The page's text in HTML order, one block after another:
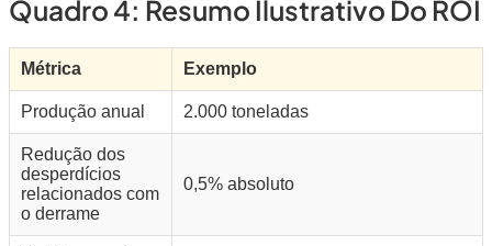
Quadro 4: Resumo Ilustrativo Do ROI
Métrica Exemplo
Produção anual 2.000 toneladas
Redução dos
desperdícios
relacionados com
o derrame
0,5% absoluto